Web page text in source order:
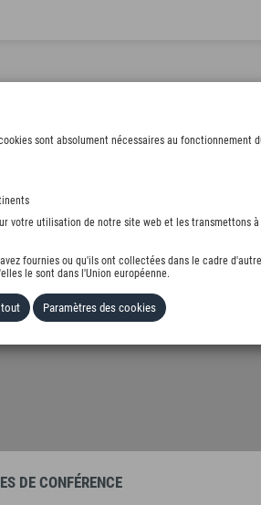
sont absolument nécessaires au fonctionnement
votre utilisation de notre site web et les transmettons
fournies ou qu'ils ont collectées dans le cadre
le sont dans l'Union européenne.
Paramètres des cookies
DE CONFÉRENCE